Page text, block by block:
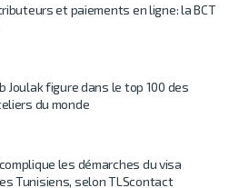
et paiements en ligne: la BCT
Joulak figure dans le top 100 des
du monde
les démarches du visa
Tunisiens, selon TLScontact